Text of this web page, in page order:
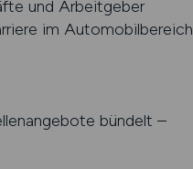
und Arbeitgeber
im Automobilbereich
bündelt –